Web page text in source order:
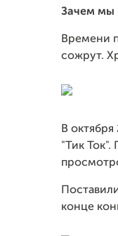
Зачем мы
Времени
сожрут.
В
"Тик Ток".
конце